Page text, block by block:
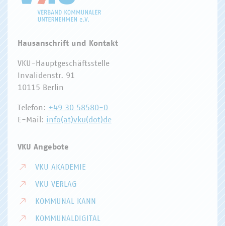
Hausanschrift und Kontakt
VKU-Hauptgeschäftsstelle
Invalidenstr. 91
10115 Berlin
Telefon: +49 30 58580-0
E-Mail: info(at)vku(dot)de
VKU Angebote
VKU AKADEMIE
VKU VERLAG
KOMMUNAL KANN
KOMMUNALDIGITAL